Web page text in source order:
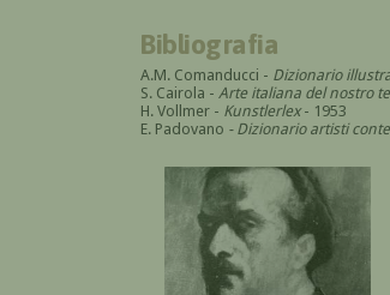
Bibliografia
A.M. Comanducci - Dizionario
S. Cairola - Arte italiana del nostro
H. Vollmer - Kunstlerlex- 1953
E. Padovano - Dizionario artisti